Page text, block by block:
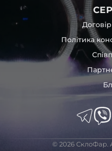
Політика
© 2026 СклоФар.